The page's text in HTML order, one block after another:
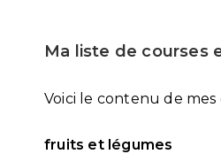
Ma liste de courses
Voici le contenu de mes
fruits et légumes